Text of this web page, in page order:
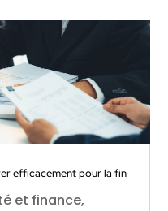
efficacement pour la fin
et finance,